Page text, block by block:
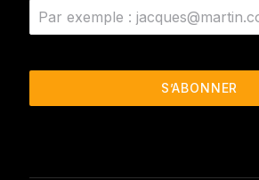
S’ABONNER